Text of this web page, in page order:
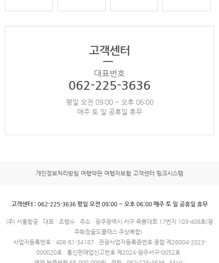
고객센터
대표번호
062-225-3636
평일 오전 09:00 ~ 오후 06:00
매주 토 일 공휴일 휴무
개인정보처리방침 여행약관 여행자보험 고객센터 링크시스템
고객센터 : 062-225-3636 평일 오전 09:00 ~ 오후 06:00 매주 토 일 공휴일 휴무
(주) 서울항공 대표 : 조행수
주소 : 광주광역시 서구 죽봉대로 17번지 103-408호(광
주화정골드클래스 주상복합)
사업자등록번호 : 408-81-34187
관광사업자등록증번호 종합 제26004-2023-
000020호
통신판매업신고번호 제2024-광주서구-0052호